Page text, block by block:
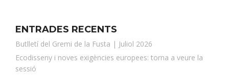
ENTRADES RECENTS
Butlletí del Gremi de la Fusta | Juliol 2026
Ecodisseny i noves exigències europees: torna a veure la
sessió